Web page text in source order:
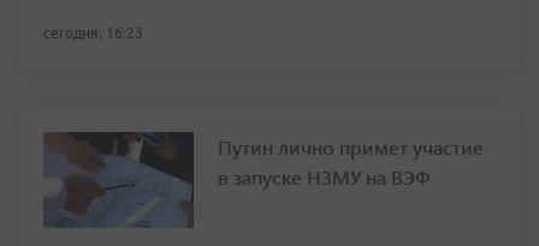
сегодня, 16:23
Путин лично примет участие
в запуске НЗМУ на ВЭФ